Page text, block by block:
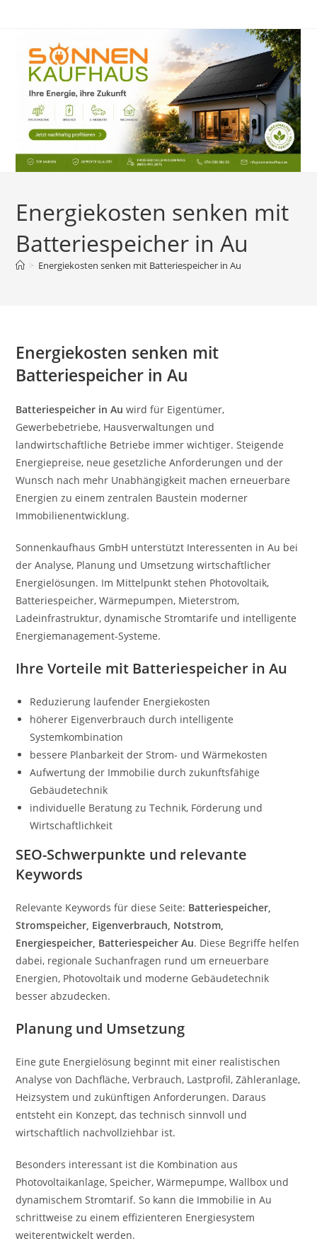
Energiekosten senken mit
Batteriespeicher in Au
> Energiekosten senken mit Batteriespeicher in Au
Energiekosten senken mit
Batteriespeicher in Au
Batteriespeicher in Au wird für Eigentümer,
Gewerbebetriebe, Hausverwaltungen und
landwirtschaftliche Betriebe immer wichtiger. Steigende
Energiepreise, neue gesetzliche Anforderungen und der
Wunsch nach mehr Unabhängigkeit machen erneuerbare
Energien zu einem zentralen Baustein moderner
Immobilienentwicklung.
Sonnenkaufhaus GmbH unterstützt Interessenten in Au bei
der Analyse, Planung und Umsetzung wirtschaftlicher
Energielösungen. Im Mittelpunkt stehen Photovoltaik,
Batteriespeicher, Wärmepumpen, Mieterstrom,
Ladeinfrastruktur, dynamische Stromtarife und intelligente
Energiemanagement-Systeme.
Ihre Vorteile mit Batteriespeicher in Au
Reduzierung laufender Energiekosten
höherer Eigenverbrauch durch intelligente
Systemkombination
bessere Planbarkeit der Strom- und Wärmekosten
Aufwertung der Immobilie durch zukunftsfähige
Gebäudetechnik
individuelle Beratung zu Technik, Förderung und
Wirtschaftlichkeit
SEO-Schwerpunkte und relevante
Keywords
Relevante Keywords für diese Seite: Batteriespeicher,
Stromspeicher, Eigenverbrauch, Notstrom,
Energiespeicher, Batteriespeicher Au. Diese Begriffe helfen
dabei, regionale Suchanfragen rund um erneuerbare
Energien, Photovoltaik und moderne Gebäudetechnik
besser abzudecken.
Planung und Umsetzung
Eine gute Energielösung beginnt mit einer realistischen
Analyse von Dachfläche, Verbrauch, Lastprofil, Zähleranlage,
Heizsystem und zukünftigen Anforderungen. Daraus
entsteht ein Konzept, das technisch sinnvoll und
wirtschaftlich nachvollziehbar ist.
Besonders interessant ist die Kombination aus
Photovoltaikanlage, Speicher, Wärmepumpe, Wallbox und
dynamischem Stromtarif. So kann die Immobilie in Au
schrittweise zu einem effizienteren Energiesystem
weiterentwickelt werden.